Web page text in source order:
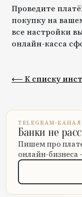
Проведите
покупку на
все настройки
онлайн-касса
⟵ К списку
TELEGRAM-КАНАЛ
Банки не
Пишем про
онлайн-бизнеса